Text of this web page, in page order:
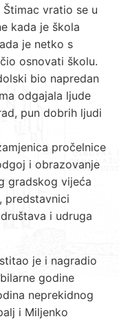
Štimac vratio se u
kada je škola
je netko s
osnovati školu.
bio napredan
odgajala ljude
pun dobrih ljudi
pročelnice
i obrazovanje
gradskog vijeća
predstavnici
i udruga
je i nagradio
godine
neprekidnog
i Miljenko